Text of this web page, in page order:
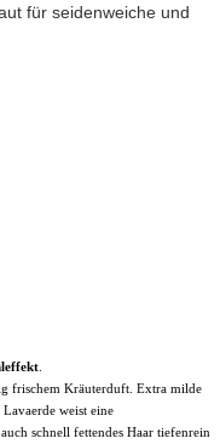
für seidenweiche und
frischem Kräuterduft. Extra milde
weist eine
schnell fettendes Haar tiefenrein